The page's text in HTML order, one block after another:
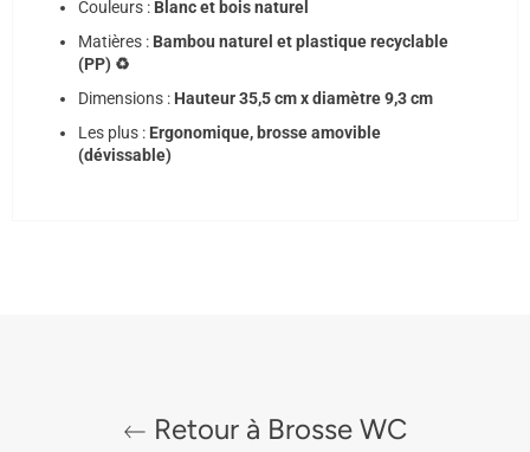
Couleurs : Blanc et bois naturel
Matières : Bambou naturel et plastique recyclable
(PP) ♻️
Dimensions : Hauteur 35,5 cm x diamètre 9,3 cm
Les plus : Ergonomique, brosse amovible
(dévissable)
Retour à Brosse WC